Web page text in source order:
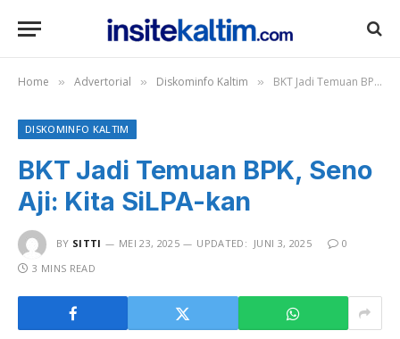
Home » Advertorial » Diskominfo Kaltim » BKT Jadi Temuan BPK, Seno Aji: Kita SiLPA-kan
DISKOMINFO KALTIM
BKT Jadi Temuan BPK, Seno
Aji: Kita SiLPA-kan
BY SITTI MEI 23, 2025 UPDATED: JUNI 3, 2025
0
3 MINS READ